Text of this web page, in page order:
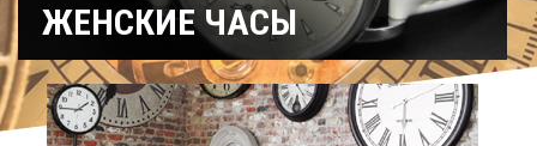
ЖЕНСКИЕ ЧАСЫ
Спортивные Керамические
Механические
На ремешке
С
бриллиантами
Титановые
Хронографы